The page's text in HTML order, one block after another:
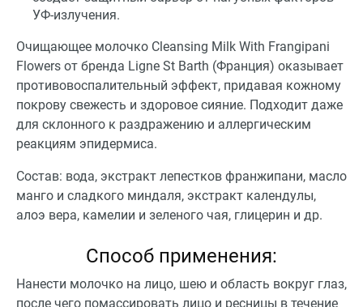
УФ-излучения.
Очищающее молочко Cleansing Milk With Frangipani
Flowers от бренда Ligne St Barth (Франция) оказывает
противовоспалительный эффект, придавая кожному
покрову свежесть и здоровое сияние. Подходит даже
для склонного к раздражению и аллергическим
реакциям эпидермиса.
Состав: вода, экстракт лепестков франжипани, масло
манго и сладкого миндаля, экстракт календулы,
алоэ вера, камелии и зеленого чая, глицерин и др.
Способ применения:
Нанести молочко на лицо, шею и область вокруг глаз,
после чего помассировать лицо и ресницы в течение